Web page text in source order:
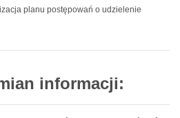
planu postępowań o udzielenie
informacji: